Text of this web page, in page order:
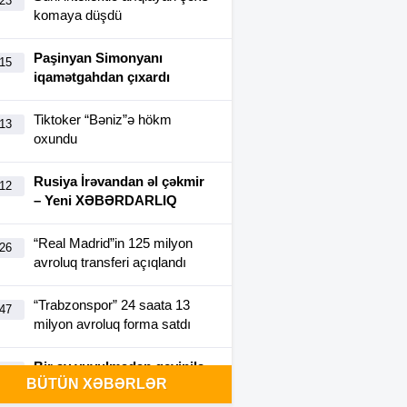
komaya düşdü
Paşinyan Simonyanı
iqamətgahdan çıxardı
Tiktoker “Bəniz”ə hökm
oxundu
Rusiya İrəvandan əl çəkmir
– Yeni XƏBƏRDARLIQ
“Real Madrid”in 125 milyon
avroluq transferi açıqlandı
“Trabzonspor” 24 saata 13
milyon avroluq forma satdı
Bir ay yuyulmadan geyinilə
bilən futbolka yaradıldı-
BÜTÜN XƏBƏRLƏR